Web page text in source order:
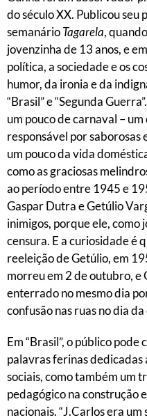
do século XX. Publicou
semanárioTagarela,
jovenzinha de 13 anos, e
política, a sociedade e os
humor, da ironia e da
“Brasil” e “Segunda
um pouco de carnaval –
responsável por saborosas
um pouco da vida
como as graciosas
ao período entre 1945 e
Gaspar Dutra e Getúlio
inimigos, porque ele, como
censura. E a curiosidade é
reeleição de Getúlio, em
morreu em 2 de outubro, e
enterrado no mesmo dia
confusão nas ruas no dia da
Em “Brasil”, o público
palavras ferinas dedicadas
sociais, como também um
pedagógico na construção
nacionais. “J.Carlos era